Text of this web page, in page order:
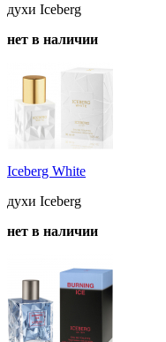
духи Iceberg
нет в наличии
Iceberg White
духи Iceberg
нет в наличии